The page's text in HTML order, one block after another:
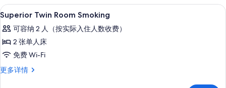
有
照
片
更
多
息
显
示
Superior
Twin
Room
Smoking
羽绒被、客房内保险箱、办公桌、笔
1
Superior Twin Room Smoking
可容纳 2 人（按实际入住人数收费）
2 张单人床
免费 Wi-Fi
更多详情
Superior